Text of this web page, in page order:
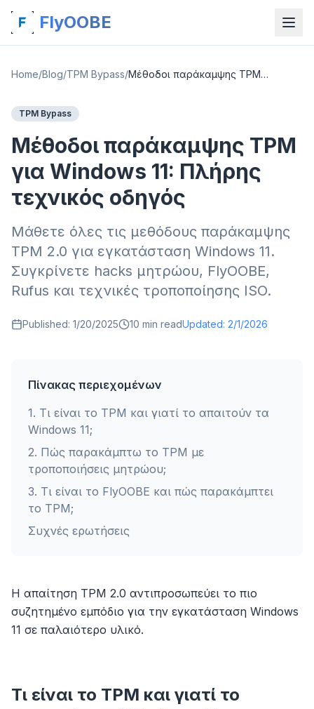
FlyOOBE
Home/Blog/TPM Bypass/ Μέθοδοι παράκαμψης TPM για Windows 11: Πλήρης τεχνικός οδηγός
TPM Bypass
Μέθοδοι παράκαμψης TPM
για Windows 11: Πλήρης
τεχνικός οδηγός
Μάθετε όλες τις μεθόδους παράκαμψης
TPM 2.0 για εγκατάσταση Windows 11.
Συγκρίνετε hacks μητρώου, FlyOOBE,
Rufus και τεχνικές τροποποίησης ISO.
Published: 1/20/2025 10 min readUpdated: 2/1/2026
Πίνακας περιεχομένων
1. Τι είναι το TPM και γιατί το απαιτούν τα
Windows 11;
2. Πώς παρακάμπτω το TPM με
τροποποιήσεις μητρώου;
3. Τι είναι το FlyOOBE και πώς παρακάμπτει
το TPM;
Συχνές ερωτήσεις
Η απαίτηση TPM 2.0 αντιπροσωπεύει το πιο
συζητημένο εμπόδιο για την εγκατάσταση Windows
11 σε παλαιότερο υλικό.
Τι είναι το TPM και γιατί το